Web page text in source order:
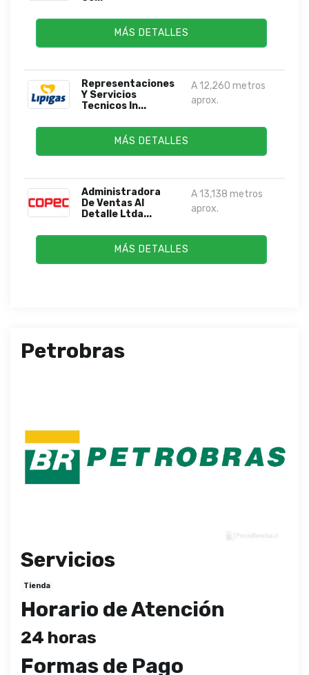
MÁS DETALLES
Representaciones
Y Servicios
Tecnicos In...
A 12,260 metros
aprox.
MÁS DETALLES
Administradora
De Ventas Al
Detalle Ltda...
A 13,138 metros
aprox.
MÁS DETALLES
Petrobras
Servicios
Tienda
Horario de Atención
24 horas
Formas de Pago